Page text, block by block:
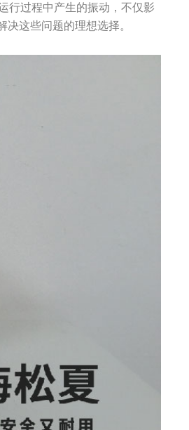
行过程中产生的振动，不仅影
这些问题的理想选择。